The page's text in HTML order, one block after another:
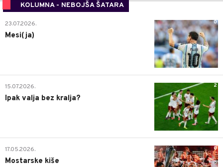
KOLUMNA - NEBOJŠA ŠATARA
0
23.07.2026.
Mesi(ja)
2
15.07.2026.
Ipak valja bez kralja?
0
17.05.2026.
Mostarske kiše